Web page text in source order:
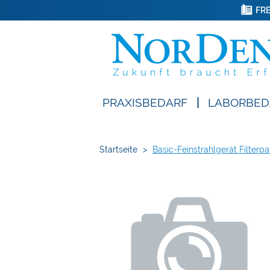
PRAXISBEDARF
Startseite > Basic-Feinstrahlgerät